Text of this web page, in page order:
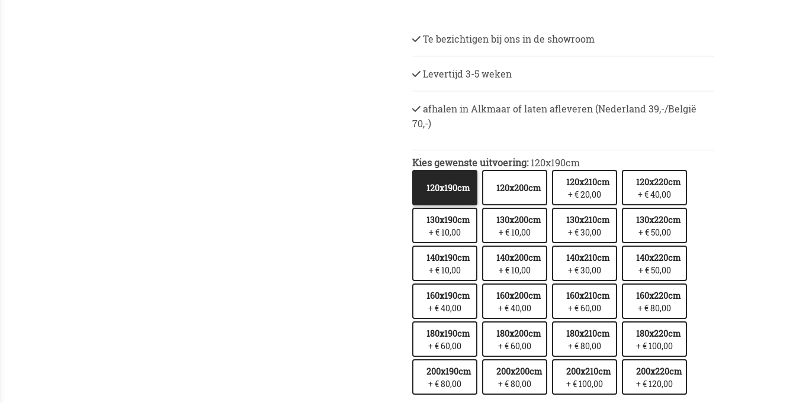
Te bezichtigen bij ons in de showroom
Levertijd 3-5 weken
afhalen in Alkmaar of laten afleveren (Nederland 39,-/België
70,-)
Kies gewenste uitvoering: 120x190cm
120x190cm 120x200cm
120x210cm
+ € 20,00
120x220cm
+ € 40,00
130x190cm
+ € 10,00
130x200cm
+ € 10,00
130x210cm
+ € 30,00
130x220cm
+ € 50,00
140x190cm
+ € 10,00
140x200cm
+ € 10,00
140x210cm
+ € 30,00
140x220cm
+ € 50,00
160x190cm
+ € 40,00
160x200cm
+ € 40,00
160x210cm
+ € 60,00
160x220cm
+ € 80,00
180x190cm
+ € 60,00
180x200cm
+ € 60,00
180x210cm
+ € 80,00
180x220cm
+ € 100,00
200x190cm
+ € 80,00
200x200cm
+ € 80,00
200x210cm
+ € 100,00
200x220cm
+ € 120,00